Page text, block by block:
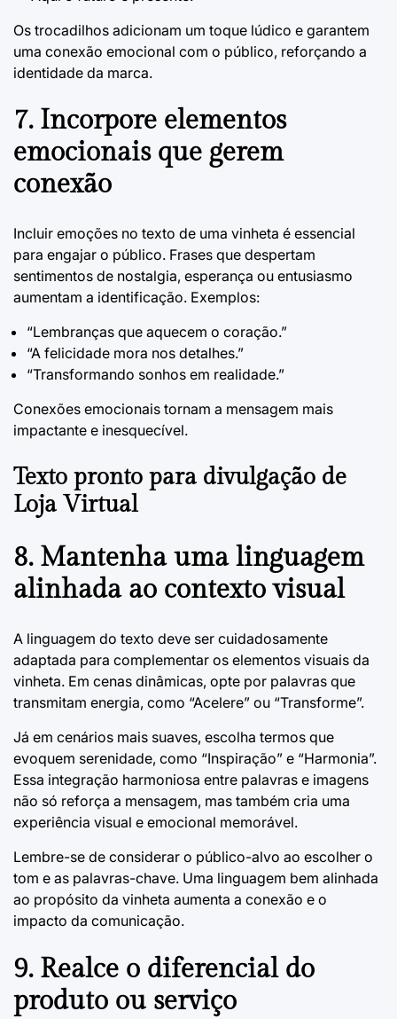
Os trocadilhos adicionam um toque lúdico e garantem
uma conexão emocional com o público, reforçando a
identidade da marca.
7. Incorpore elementos
emocionais que gerem
conexão
Incluir emoções no texto de uma vinheta é essencial
para engajar o público. Frases que despertam
sentimentos de nostalgia, esperança ou entusiasmo
aumentam a identificação. Exemplos:
“Lembranças que aquecem o coração.”
“A felicidade mora nos detalhes.”
“Transformando sonhos em realidade.”
Conexões emocionais tornam a mensagem mais
impactante e inesquecível.
Texto pronto para divulgação de
Loja Virtual
8. Mantenha uma linguagem
alinhada ao contexto visual
A linguagem do texto deve ser cuidadosamente
adaptada para complementar os elementos visuais da
vinheta. Em cenas dinâmicas, opte por palavras que
transmitam energia, como “Acelere” ou “Transforme”.
Já em cenários mais suaves, escolha termos que
evoquem serenidade, como “Inspiração” e “Harmonia”.
Essa integração harmoniosa entre palavras e imagens
não só reforça a mensagem, mas também cria uma
experiência visual e emocional memorável.
Lembre-se de considerar o público-alvo ao escolher o
tom e as palavras-chave. Uma linguagem bem alinhada
ao propósito da vinheta aumenta a conexão e o
impacto da comunicação.
9. Realce o diferencial do
produto ou serviço